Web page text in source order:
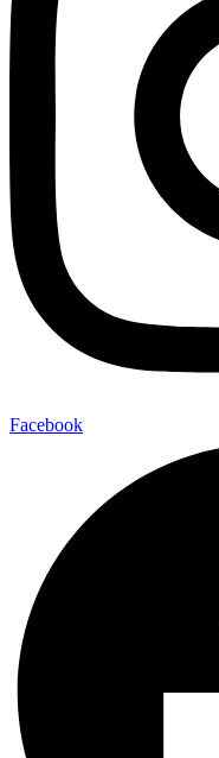
Facebook